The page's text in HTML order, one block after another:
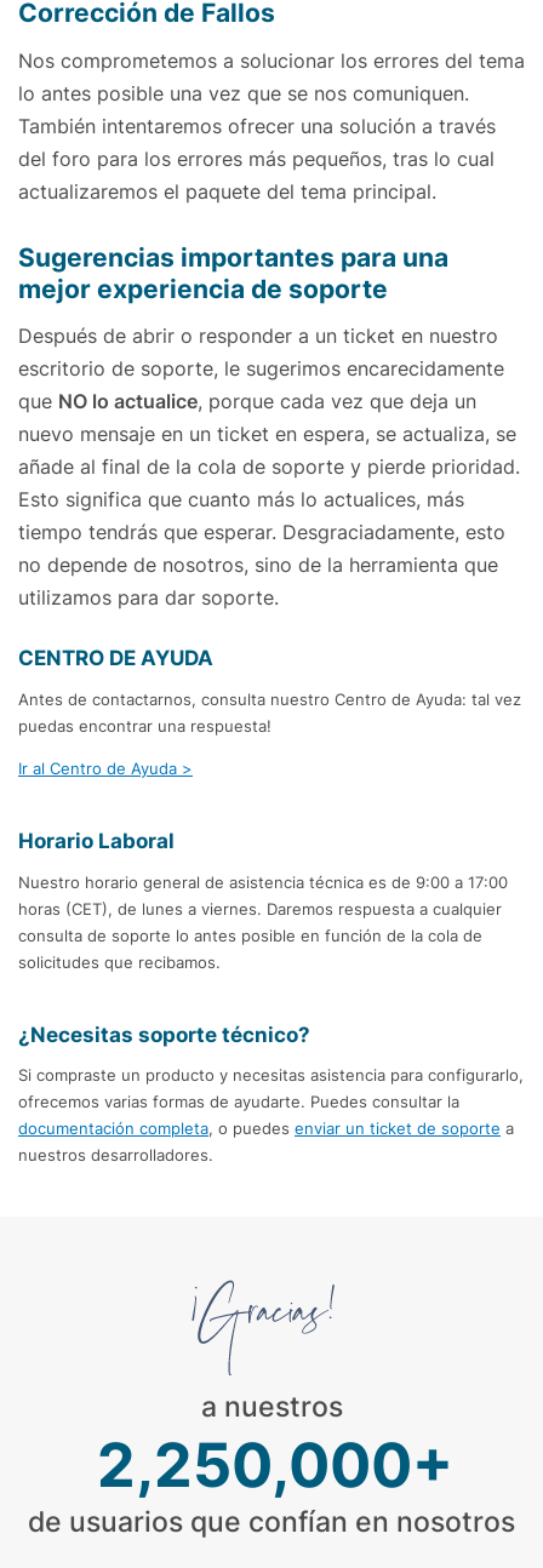
Corrección de Fallos
Nos comprometemos a solucionar los errores del tema
lo antes posible una vez que se nos comuniquen.
También intentaremos ofrecer una solución a través
del foro para los errores más pequeños, tras lo cual
actualizaremos el paquete del tema principal.
Sugerencias importantes para una
mejor experiencia de soporte
Después de abrir o responder a un ticket en nuestro
escritorio de soporte, le sugerimos encarecidamente
que NO lo actualice, porque cada vez que deja un
nuevo mensaje en un ticket en espera, se actualiza, se
añade al final de la cola de soporte y pierde prioridad.
Esto significa que cuanto más lo actualices, más
tiempo tendrás que esperar. Desgraciadamente, esto
no depende de nosotros, sino de la herramienta que
utilizamos para dar soporte.
CENTRO DE AYUDA
Antes de contactarnos, consulta nuestro Centro de Ayuda: tal vez
puedas encontrar una respuesta!
Ir al Centro de Ayuda >
Horario Laboral
Nuestro horario general de asistencia técnica es de 9:00 a 17:00
horas (CET), de lunes a viernes. Daremos respuesta a cualquier
consulta de soporte lo antes posible en función de la cola de
solicitudes que recibamos.
¿Necesitas soporte técnico?
Si compraste un producto y necesitas asistencia para configurarlo,
ofrecemos varias formas de ayudarte. Puedes consultar la
documentación completa, o puedes enviar un ticket de soporte a
nuestros desarrolladores.
a nuestros
2,250,000+
de usuarios que confían en nosotros